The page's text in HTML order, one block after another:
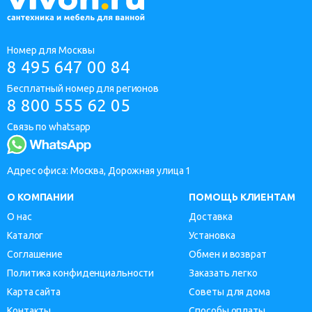
Номер для Москвы
8 495 647 00 84
Бесплатный номер для регионов
8 800 555 62 05
Связь по whatsapp
Адрес офиса: Москва, Дорожная улица 1
О КОМПАНИИ
О нас
Каталог
Соглашение
Политика конфиденциальности
Карта сайта
ПОМОЩЬ КЛИЕНТАМ
Доставка
Установка
Обмен и возврат
Заказать легко
Советы для дома